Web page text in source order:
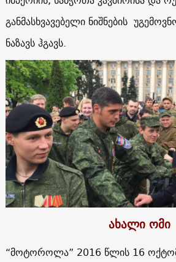
განმასხვავებელი ნიშნების
ნაზავს ჰგავს.
ახალი ომი
“მოტოროლა” 2016 წლის 16